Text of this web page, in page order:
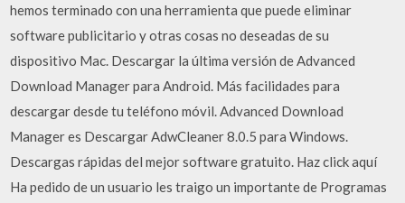
hemos terminado con una herramienta que puede eliminar
software publicitario y otras cosas no deseadas de su
dispositivo Mac. Descargar la última versión de Advanced
Download Manager para Android. Más facilidades para
descargar desde tu teléfono móvil. Advanced Download
Manager es Descargar AdwCleaner 8.0.5 para Windows.
Descargas rápidas del mejor software gratuito. Haz click aquí
Ha pedido de un usuario les traigo un importante de Programas